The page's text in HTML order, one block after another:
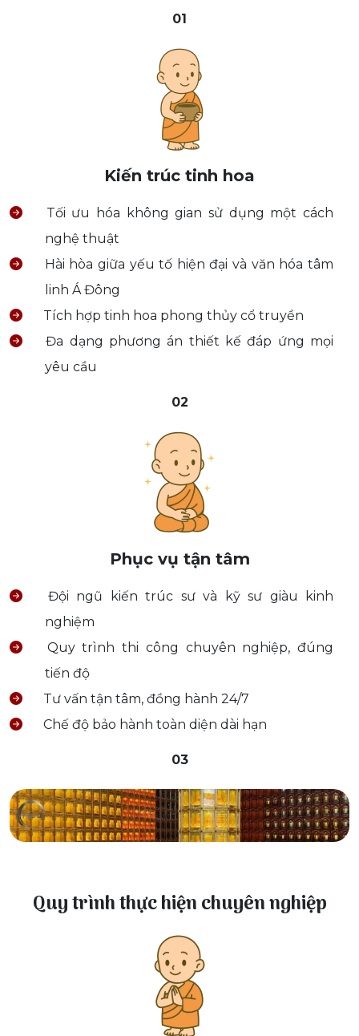
01
Kiến trúc tinh hoa
Tối ưu hóa không gian sử dụng một cách
nghệ thuật
Hài hòa giữa yếu tố hiện đại và văn hóa tâm
linh Á Đông
Tích hợp tinh hoa phong thủy cổ truyền
Đa dạng phương án thiết kế đáp ứng mọi
yêu cầu
02
Phục vụ tận tâm
Đội ngũ kiến trúc sư và kỹ sư giàu kinh
nghiệm
Quy trình thi công chuyên nghiệp, đúng
tiến độ
Tư vấn tận tâm, đồng hành 24/7
Chế độ bảo hành toàn diện dài hạn
03
Quy trình thực hiện chuyên nghiệp